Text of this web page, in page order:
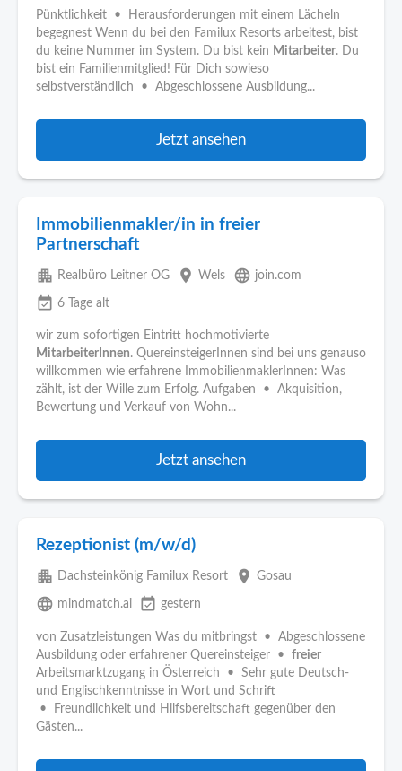
Pünktlichkeit • Herausforderungen mit einem Lächeln
begegnest Wenn du bei den Familux Resorts arbeitest, bist
du keine Nummer im System. Du bist kein Mitarbeiter. Du
bist ein Familienmitglied! Für Dich sowieso
selbstverständlich • Abgeschlossene Ausbildung...
Jetzt ansehen
Immobilienmakler/in in freier
Partnerschaft
apartment Realbüro Leitner OG place Wels language join.com
event_available 6 Tage alt
wir zum sofortigen Eintritt hochmotivierte
MitarbeiterInnen. QuereinsteigerInnen sind bei uns genauso
willkommen wie erfahrene ImmobilienmaklerInnen: Was
zählt, ist der Wille zum Erfolg. Aufgaben • Akquisition,
Bewertung und Verkauf von Wohn...
Jetzt ansehen
Rezeptionist (m/w/d)
apartment Dachsteinkönig Familux Resort place Gosau
language mindmatch.ai event_available gestern
von Zusatzleistungen Was du mitbringst • Abgeschlossene
Ausbildung oder erfahrener Quereinsteiger • freier
Arbeitsmarktzugang in Österreich • Sehr gute Deutsch-
und Englischkenntnisse in Wort und Schrift
• Freundlichkeit und Hilfsbereitschaft gegenüber den
Gästen...